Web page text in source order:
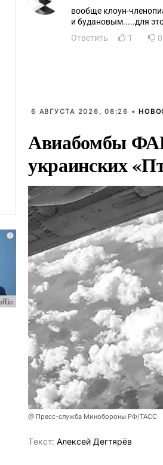
вообще клоун-
и
Ответить
1 0
6 АВГУСТА 2026, 08:26 •
Авиабомбы
украинских
@ Пресс-служба Минобороны РФ/ТАСС
Tекст: Алексей Дегтярёв